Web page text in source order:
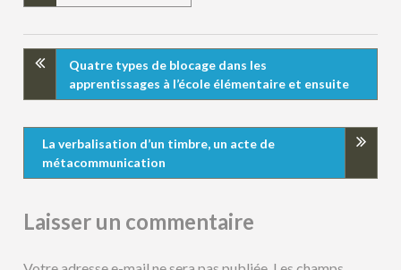
Quatre types de blocage dans les
apprentissages à l’école élémentaire et ensuite
La verbalisation d’un timbre, un acte de
métacommunication
Laisser un commentaire